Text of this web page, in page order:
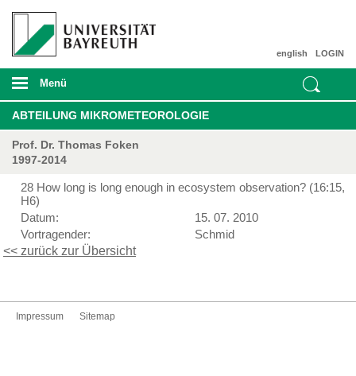
LOGIN
english
Menü
ABTEILUNG MIKROMETEOROLOGIE
Prof. Dr. Thomas Foken
1997-2014
28 How long is long enough in ecosystem observation? (16:15,
H6)
Datum:
15. 07. 2010
Vortragender:
Schmid
<< zurück zur Übersicht
Impressum Sitemap